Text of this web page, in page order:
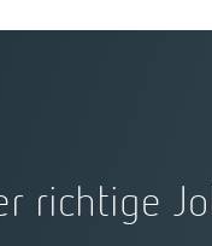
richtige